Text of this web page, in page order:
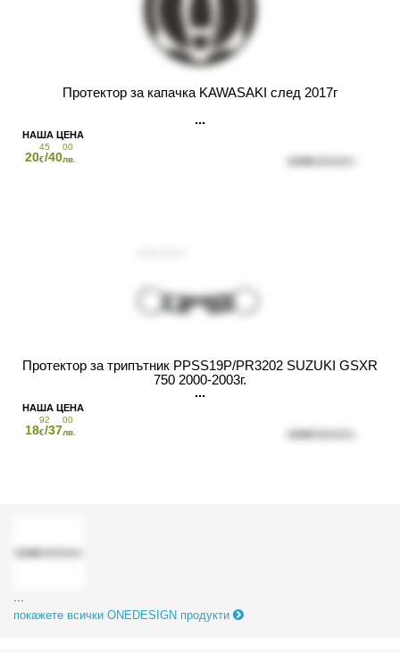
...
покажете всички ONEDESIGN продукти
Протектор за капачка KAWASAKI след 2017г
20
45
€/40
00
лв.
Протектор за трипътник PPSS19P/PR3202 SUZUKI GSXR
750 2000-2003г.
18
92
€/37
00
лв.